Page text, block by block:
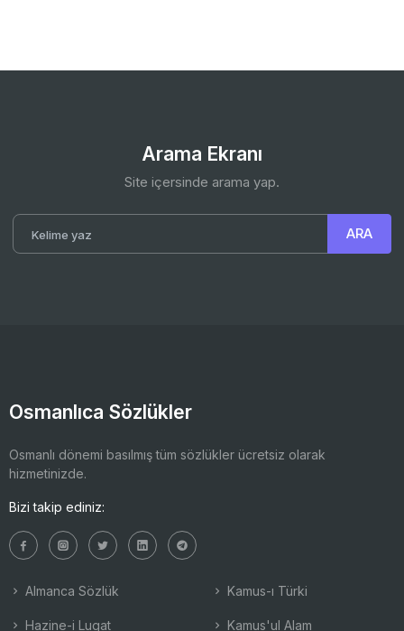
Arama Ekranı
Site içersinde arama yap.
Osmanlıca Sözlükler
Osmanlı dönemi basılmış tüm sözlükler ücretsiz olarak
hizmetinizde.
Bizi takip ediniz:
Almanca Sözlük
Hazine-i Lugat
Kamus-ı Türki
Kamus'ul Alam